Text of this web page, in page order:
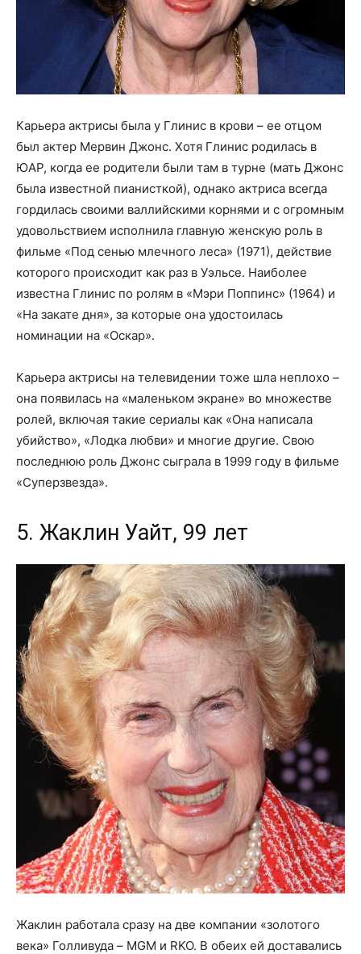
Карьера актрисы была у Глинис в крови – ее отцом
был актер Мервин Джонс. Хотя Глинис родилась в
ЮАР, когда ее родители были там в турне (мать Джонс
была известной пианисткой), однако актриса всегда
гордилась своими валлийскими корнями и с огромным
удовольствием исполнила главную женскую роль в
фильме «Под сенью млечного леса» (1971), действие
которого происходит как раз в Уэльсе. Наиболее
известна Глинис по ролям в «Мэри Поппинс» (1964) и
«На закате дня», за которые она удостоилась
номинации на «Оскар».
Карьера актрисы на телевидении тоже шла неплохо –
она появилась на «маленьком экране» во множестве
ролей, включая такие сериалы как «Она написала
убийство», «Лодка любви» и многие другие. Свою
последнюю роль Джонс сыграла в 1999 году в фильме
«Суперзвезда».
5. Жаклин Уайт, 99 лет
Жаклин работала сразу на две компании «золотого
века» Голливуда – MGM и RKO. В обеих ей доставались